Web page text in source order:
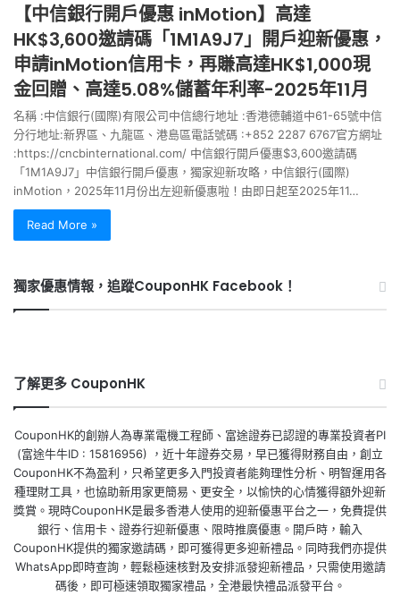
【中信銀行開戶優惠 inMotion】高達
HK$3,600邀請碼「1M1A9J7」開戶迎新優惠，
申請inMotion信用卡，再賺高達HK$1,000現
金回贈、高達5.08%儲蓄年利率-2025年11月
名稱 :中信銀行(國際)有限公司中信總行地址 :香港德輔道中61-65號中信
分行地址:新界區、九龍區、港島區電話號碼 :+852 2287 6767官方網址
:https://cncbinternational.com/ 中信銀行開戶優惠$3,600邀請碼
「1M1A9J7」中信銀行開戶優惠，獨家迎新攻略，中信銀行(國際)
inMotion，2025年11月份出左迎新優惠啦！由即日起至2025年11…
Read More »
獨家優惠情報，追蹤CouponHK Facebook！
了解更多 CouponHK
CouponHK的創辦人為專業電機工程師、富途證券已認證的專業投資者PI
(富途牛牛ID : 15816956) ，近十年證券交易，早已獲得財務自由，創立
CouponHK不為盈利，只希望更多入門投資者能夠理性分析、明智運用各
種理財工具，也協助新用家更簡易、更安全，以愉快的心情獲得額外迎新
獎賞。現時CouponHK是最多香港人使用的迎新優惠平台之一，免費提供
銀行、信用卡、證券行迎新優惠、限時推廣優惠。開戶時，輸入
CouponHK提供的獨家邀請碼，即可獲得更多迎新禮品。同時我們亦提供
WhatsApp即時查詢，輕鬆極速核對及安排派發迎新禮品，只需使用邀請
碼後，即可極速領取獨家禮品，全港最快禮品派發平台。